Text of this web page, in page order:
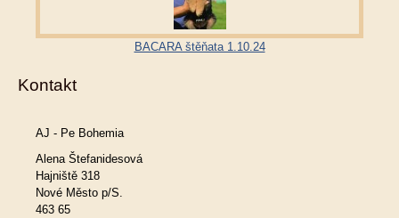
BACARA štěňata 1.10.24
Kontakt
AJ - Pe Bohemia
Alena Štefanidesová
Hajniště 318
Nové Město p/S.
463 65